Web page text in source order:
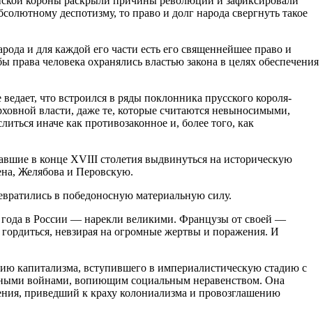
деспотизму, то право и долг народа свергнуть такое
и для каждой его части есть его священнейшее право и
человека охранялись властью закона в целях обеспечения
что встроился в ряды поклонника прусского короля-
власти, даже те, которые считаются невыносимыми,
иначе как противозаконное и, более того, как
в конце XVIII столетия выдвинуться на историческую
Желябова и Перовскую.
в победоносную материальную силу.
в России — нарекли великими. Французы от своей —
невзирая на огромные жертвы и поражения. И
капитализма, вступившего в империалистическую стадию с
войнами, вопиющим социальным неравенством. Она
приведший к краху колониализма и провозглашению